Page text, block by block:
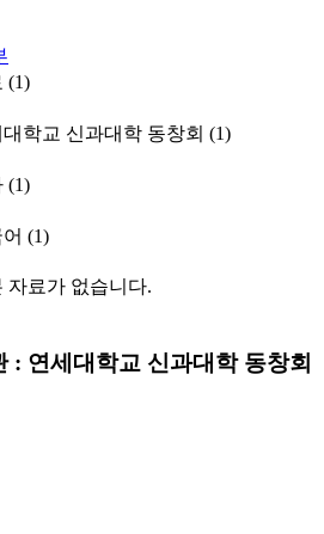
(1)
학교 신과대학 동창회 (1)
(1)
(1)
자료가 없습니다.
: 연세대학교 신과대학 동창회